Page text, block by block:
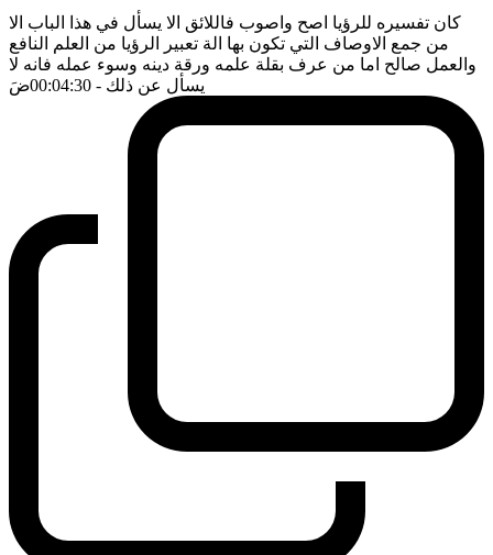
كان تفسيره للرؤيا اصح واصوب فاللائق الا يسأل في هذا الباب الا
من جمع الاوصاف التي تكون بها الة تعبير الرؤيا من العلم النافع
والعمل صالح اما من عرف بقلة علمه ورقة دينه وسوء عمله فانه لا
يسأل عن ذلك - 00:04:30 ضَ